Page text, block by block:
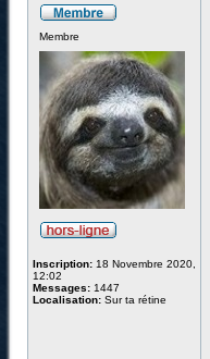
Membre
Inscription: 18 Novembre 2020,
12:02
Messages: 1447
Localisation: Sur ta rétine